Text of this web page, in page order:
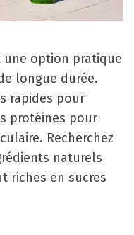
une option pratique
longue durée.
rapides pour
protéines pour
Recherchez
naturels
riches en sucres